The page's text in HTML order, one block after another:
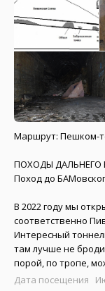
Маршрут: Пешком-
ПОХОДЫ ДАЛЬНЕГО
Поход до
В 2022 году мы
соответственно
Интересный
там лучше не
порой, по тропе,
Дата посещения